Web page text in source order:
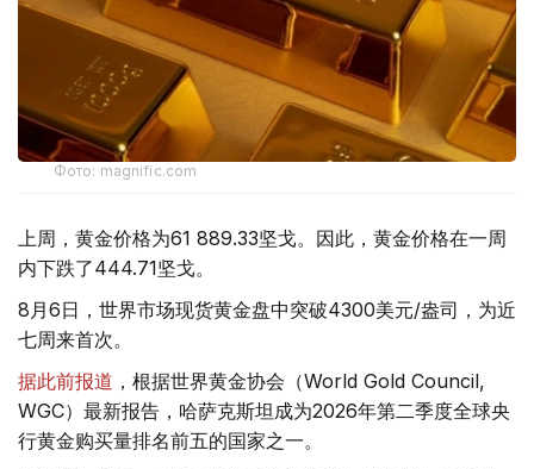
Фото: magnific.com
上周，黄金价格为61 889.33坚戈。因此，黄金价格在一周
内下跌了444.71坚戈。
8月6日，世界市场现货黄金盘中突破4300美元/盎司，为近
七周来首次。
据此前报道 ，根据世界黄金协会（World Gold Council,
WGC）最新报告，哈萨克斯坦成为2026年第二季度全球央
行黄金购买量排名前五的国家之一。